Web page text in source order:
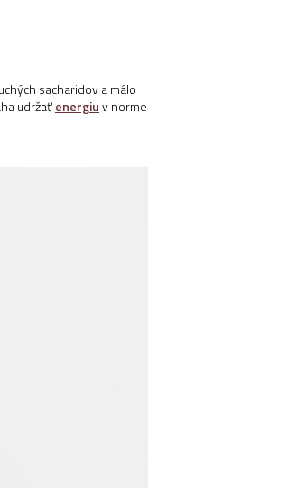
sacharidov a málo
udržaťenergiuv norme